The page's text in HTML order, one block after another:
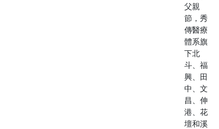
父親
節，秀
傳醫療
體系旗
下北
斗、福
興、田
中、文
昌、伸
港、花
壇和溪